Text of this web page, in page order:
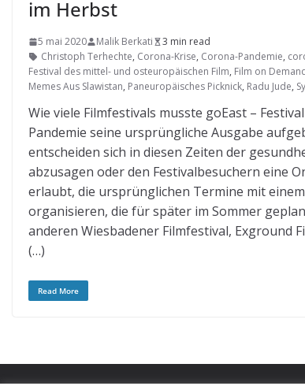
im Herbst
5 mai 2020 Malik Berkati
3 min read
Christoph Terhechte, Corona-Krise, Corona-Pandemie,
Festival des mittel- und osteuropäischen Film, Film on
Memes Aus Slawistan, Paneuropäisches Picknick, Radu Jude,
Wie viele Filmfestivals musste goEast –
Pandemie seine ursprüngliche Ausgabe
entscheiden sich in diesen Zeiten der
abzusagen oder den Festivalbesuchern eine
erlaubt, die ursprünglichen Termine mit
organisieren, die für später im Sommer
anderen Wiesbadener Filmfestival, Exground
(…)
Read More